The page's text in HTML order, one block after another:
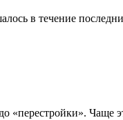
в течение
Чаще